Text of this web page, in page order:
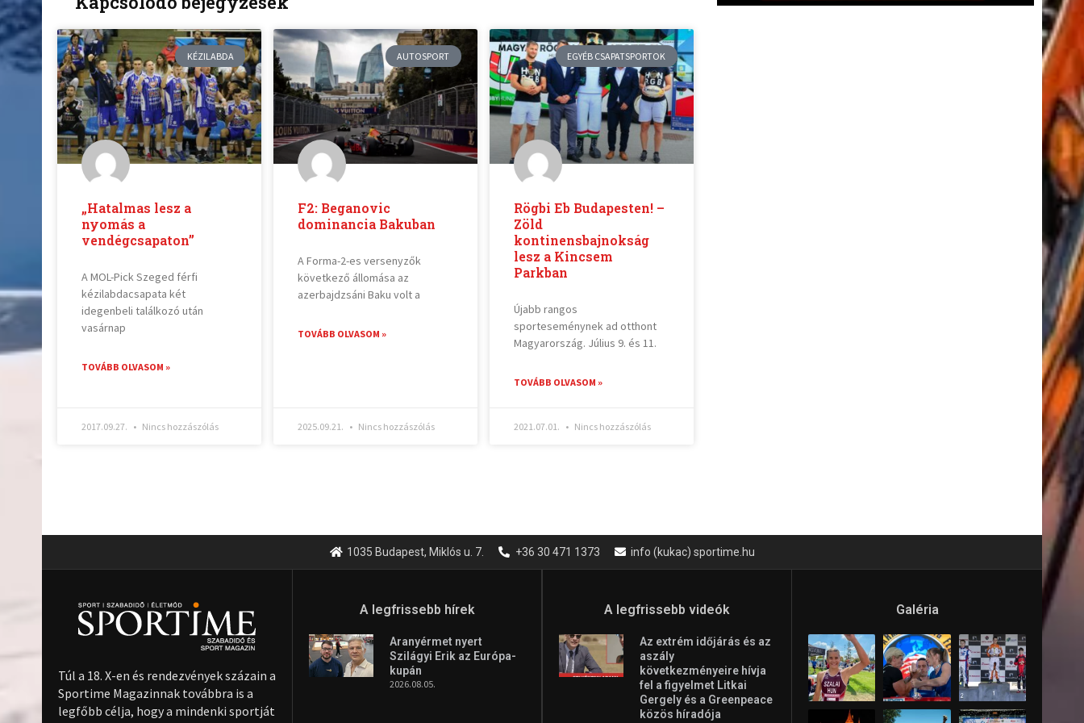
KÉZILABDA
„Hatalmas lesz a
nyomás a
vendégcsapaton”
A MOL-Pick Szeged férfi
kézilabdacsapata két
idegenbeli találkozó után
vasárnap
TOVÁBB OLVASOM »
2017.09.27. Nincs hozzászólás
AUTOSPORT
F2: Beganovic
dominancia Bakuban
A Forma-2-es versenyzők
következő állomása az
azerbajdzsáni Baku volt a
TOVÁBB OLVASOM »
2025.09.21. Nincs hozzászólás
EGYÉB CSAPATSPORTOK
Rögbi Eb Budapesten! –
Zöld
kontinensbajnokság
lesz a Kincsem
Parkban
Újabb rangos
sporteseménynek ad otthont
Magyarország. Július 9. és 11.
TOVÁBB OLVASOM »
2021.07.01. Nincs hozzászólás
1035 Budapest, Miklós u. 7. +36 30 471 1373 info (kukac) sportime.hu
Túl a 18. X-en és rendezvények százain a
Sportime Magazinnak továbbra is a
legfőbb célja, hogy a mindenki sportját
A legfrissebb hírek
Aranyérmet nyert
Szilágyi Erik az Európa-
kupán
2026.08.05.
A legfrissebb videók
Az extrém időjárás és az
aszály
következményeire hívja
fel a figyelmet Litkai
Gergely és a Greenpeace
közös híradója
Galéria